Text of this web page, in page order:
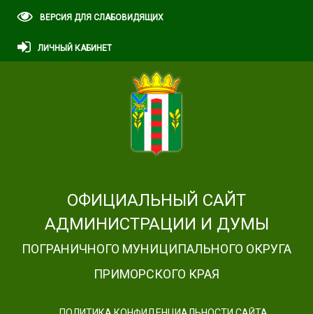
ВЕРСИЯ ДЛЯ СЛАБОВИДЯЩИХ
ЛИЧНЫЙ КАБИНЕТ
ОФИЦИАЛЬНЫЙ САЙТ
АДМИНИСТРАЦИИ И ДУМЫ
ПОГРАНИЧНОГО МУНИЦИПАЛЬНОГО ОКРУГА
ПРИМОРСКОГО КРАЯ